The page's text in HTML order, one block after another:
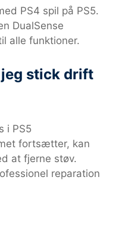
PS4 spil på PS5.
DualSense
alle funktioner.
jeg stick drift
i PS5
fortsætter, kan
at fjerne støv.
reparation